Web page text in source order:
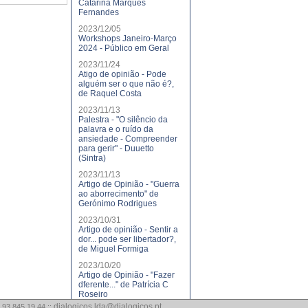
Catarina Marques
Fernandes
2023/12/05
Workshops Janeiro-Março
2024 - Público em Geral
2023/11/24
Atigo de opinião - Pode
alguém ser o que não é?,
de Raquel Costa
2023/11/13
Palestra - "O silêncio da
palavra e o ruído da
ansiedade - Compreender
para gerir" - Duuetto
(Sintra)
2023/11/13
Artigo de Opinião - "Guerra
ao aborrecimento" de
Gerónimo Rodrigues
2023/10/31
Artigo de opinião - Sentir a
dor... pode ser libertador?,
de Miguel Formiga
2023/10/20
Artigo de Opinião - "Fazer
dferente..." de Patrícia C
Roseiro